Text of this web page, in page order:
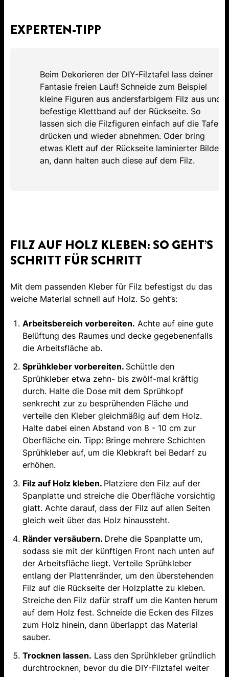
EXPERTEN-TIPP
Beim Dekorieren der DIY-Filztafel lass deiner
Fantasie freien Lauf! Schneide zum Beispiel
kleine Figuren aus andersfarbigem Filz aus und
befestige Klettband auf der Rückseite. So
lassen sich die Filzfiguren einfach auf die Tafel
drücken und wieder abnehmen. Oder bring
etwas Klett auf der Rückseite laminierter Bilder
an, dann halten auch diese auf dem Filz.
FILZ AUF HOLZ KLEBEN: SO GEHT’S
SCHRITT FÜR SCHRITT
Mit dem passenden Kleber für Filz befestigst du das
weiche Material schnell auf Holz. So geht’s:
Arbeitsbereich vorbereiten. Achte auf eine gute
Belüftung des Raumes und decke gegebenenfalls
die Arbeitsfläche ab.
Sprühkleber vorbereiten. Schüttle den
Sprühkleber etwa zehn- bis zwölf-mal kräftig
durch. Halte die Dose mit dem Sprühkopf
senkrecht zur zu besprühenden Fläche und
verteile den Kleber gleichmäßig auf dem Holz.
Halte dabei einen Abstand von 8 - 10 cm zur
Oberfläche ein. Tipp: Bringe mehrere Schichten
Sprühkleber auf, um die Klebkraft bei Bedarf zu
erhöhen.
Filz auf Holz kleben. Platziere den Filz auf der
Spanplatte und streiche die Oberfläche vorsichtig
glatt. Achte darauf, dass der Filz auf allen Seiten
gleich weit über das Holz hinaussteht.
Ränder versäubern. Drehe die Spanplatte um,
sodass sie mit der künftigen Front nach unten auf
der Arbeitsfläche liegt. Verteile Sprühkleber
entlang der Plattenränder, um den überstehenden
Filz auf die Rückseite der Holzplatte zu kleben.
Streiche den Filz dafür straff um die Kanten herum
auf dem Holz fest. Schneide die Ecken des Filzes
zum Holz hinein, dann überlappt das Material
sauber.
Trocknen lassen. Lass den Sprühkleber gründlich
durchtrocknen, bevor du die DIY-Filztafel weiter